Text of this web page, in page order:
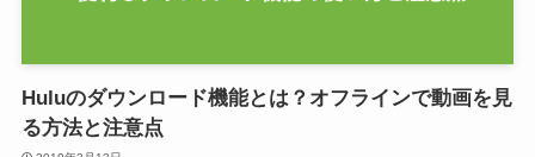
Huluのダウンロード機能とは？オフラインで動画を見
る方法と注意点